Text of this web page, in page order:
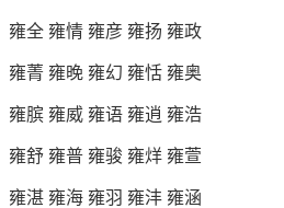
雍全 雍情 雍彦 雍扬 雍政
雍菁 雍晚 雍幻 雍恬 雍奥
雍膑 雍威 雍语 雍逍 雍浩
雍舒 雍普 雍骏 雍烊 雍萱
雍湛 雍海 雍羽 雍沣 雍涵